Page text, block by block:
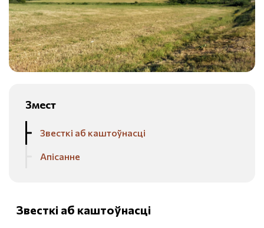
Змест
Звесткі аб каштоўнасці
Апісанне
Звесткі аб каштоўнасці